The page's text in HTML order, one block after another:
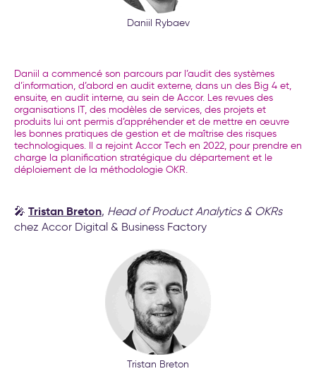
Daniil Rybaev
Daniil a commencé son parcours par l’audit des systèmes
d’information, d’abord en audit externe, dans un des Big 4 et,
ensuite, en audit interne, au sein de Accor. Les revues des
organisations IT, des modèles de services, des projets et
produits lui ont permis d’appréhender et de mettre en œuvre
les bonnes pratiques de gestion et de maîtrise des risques
technologiques. Il a rejoint Accor Tech en 2022, pour prendre en
charge la planification stratégique du département et le
déploiement de la méthodologie OKR.
🎤 Tristan Breton, Head of Product Analytics & OKRs
chez Accor Digital & Business Factory
Tristan Breton